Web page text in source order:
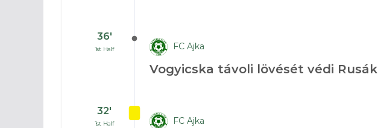
36′
1st Half FC Ajka
Vogyicska távoli lövését védi Rusák
32′
1st Half FC Ajka